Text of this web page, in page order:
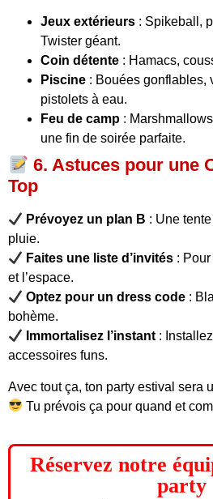
Jeux extérieurs : Spikeball,
Twister géant.
Coin détente : Hamacs,
Piscine : Bouées gonflables,
pistolets à eau.
Feu de camp :
une fin de soirée parfaite.
6. Astuces pour une
Top
Prévoyez un plan B : Une
pluie.
Faites une liste d’invités :
et l’espace.
Optez pour un dress code :
bohème.
Immortalisez l’instant :
accessoires funs.
Avec tout ça, ton party estival sera
Tu prévois ça pour quand et
Réservez notre
party